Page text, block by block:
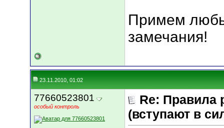
Примем
замечания!
23.11.2010, 01:02
77660523801
особый контроль
Re: Правила
(вступают в